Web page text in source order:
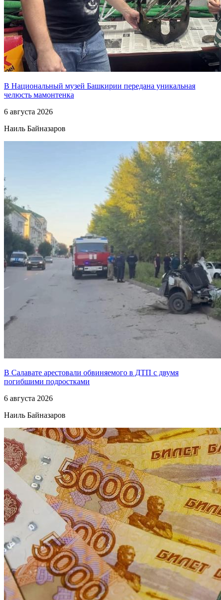
В Национальный музей Башкирии передана уникальная
челюсть мамонтенка
6 августа 2026
Наиль Байназаров
В Салавате арестовали обвиняемого в ДТП с двумя
погибшими подростками
6 августа 2026
Наиль Байназаров